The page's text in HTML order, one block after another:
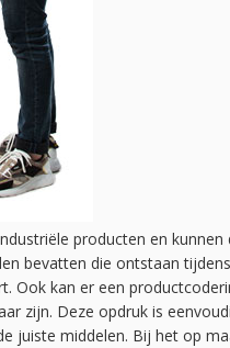
producten en
bevatten die ontstaan
Ook kan er een
zijn. Deze opdruk is
juiste middelen. Bij het op